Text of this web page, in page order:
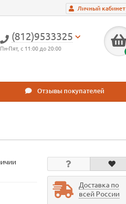
Личный кабинет
(812)9533325
Пн-Пят, с 11:00 до 20:00
Отзывы покупателей
Доставка по
всей России